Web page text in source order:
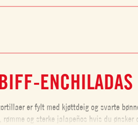
ENCHILADAS
er fylt med kjøttdeig og svarte
og sterke jalapeños hvis du ønsker